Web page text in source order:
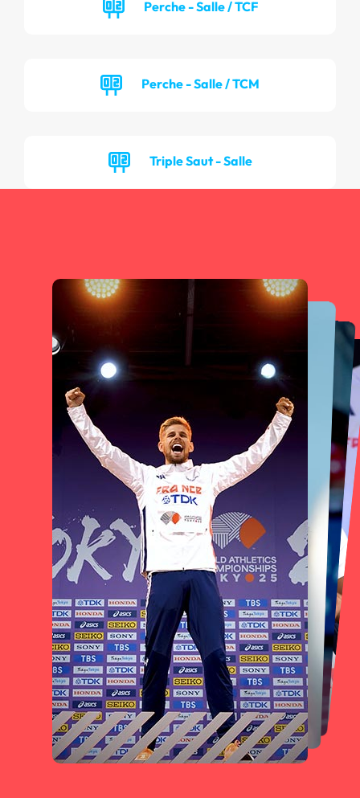
Perche - Salle / TCF
Perche - Salle / TCM
Triple Saut - Salle